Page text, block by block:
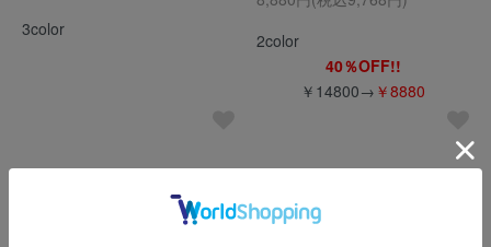
3color
2color
40％OFF!!
￥14800→ ￥8880